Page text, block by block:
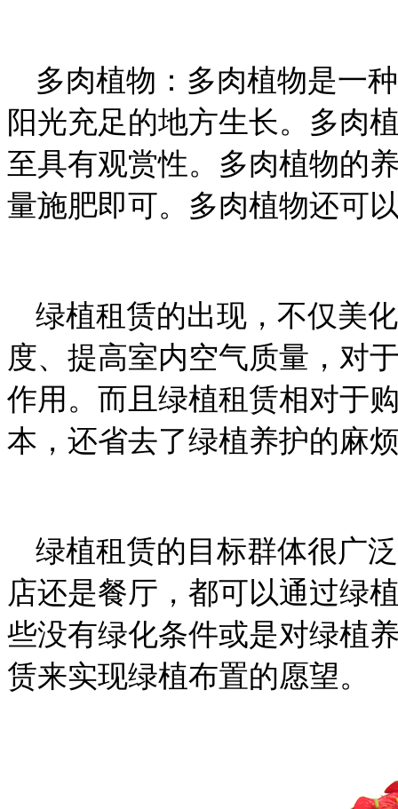
多肉植物：多肉植物是一
阳光充足的地方生长。多肉
至具有观赏性。多肉植物的
量施肥即可。多肉植物还可
绿植租赁的出现，不仅美
度、提高室内空气质量，对
作用。而且绿植租赁相对于
本，还省去了绿植养护的麻
绿植租赁的目标群体很广
店还是餐厅，都可以通过绿
些没有绿化条件或是对绿植
赁来实现绿植布置的愿望。